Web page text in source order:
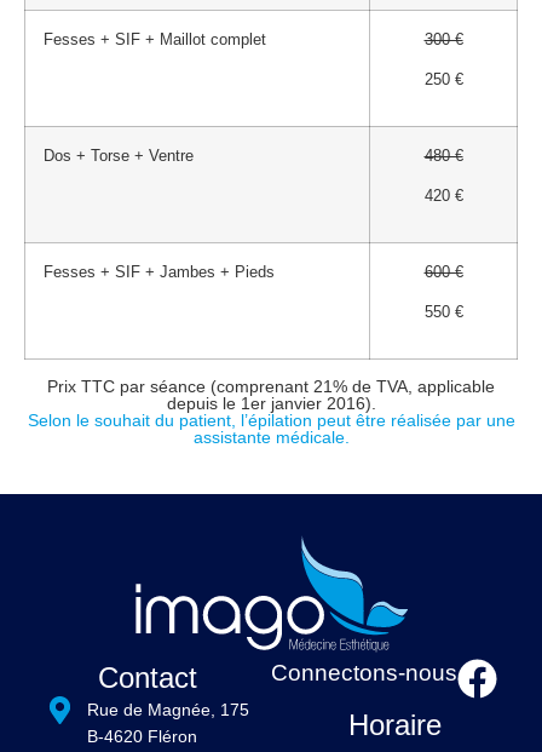
Fesses + SIF + Maillot complet 300 €
250 €
Dos + Torse + Ventre 480 €
420 €
Fesses + SIF + Jambes + Pieds 600 €
550 €
Prix TTC par séance (comprenant 21% de TVA, applicable
depuis le 1er janvier 2016).
Selon le souhait du patient, l’épilation peut être réalisée par une
assistante médicale.
Contact
Rue de Magnée, 175
B-4620 Fléron
Connectons-nous
Horaire